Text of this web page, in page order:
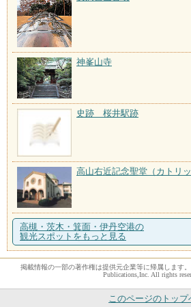
神峯山寺
史跡 桜井駅跡
高山右近記念聖堂（カトリッ
高槻・茨木・箕面・伊丹空港の
観光スポットをもっと見る
掲載情報の一部の著作権は提供元企業等に帰属します。
Publications,Inc. All rights
このページのトップ